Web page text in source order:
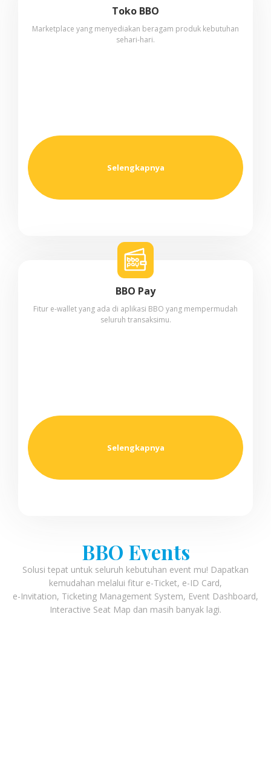
Toko BBO
Marketplace yang menyediakan beragam produk kebutuhan
sehari-hari.
Selengkapnya
BBO Pay
Fitur e-wallet yang ada di aplikasi BBO yang mempermudah
seluruh transaksimu.
Selengkapnya
BBO Events
Solusi tepat untuk seluruh kebutuhan event mu! Dapatkan
kemudahan melalui fitur e-Ticket, e-ID Card,
e-Invitation, Ticketing Management System, Event Dashboard,
Interactive Seat Map dan masih banyak lagi.